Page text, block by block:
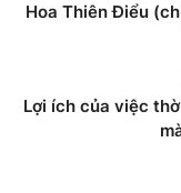
Hoa Thiên Điểu
Lợi ích của việc